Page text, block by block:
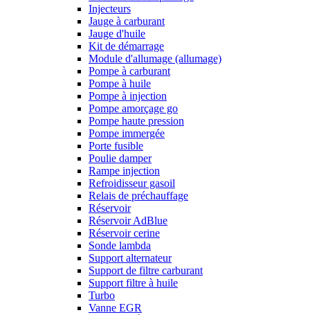
Injecteurs
Jauge à carburant
Jauge d'huile
Kit de démarrage
Module d'allumage (allumage)
Pompe à carburant
Pompe à huile
Pompe à injection
Pompe amorçage go
Pompe haute pression
Pompe immergée
Porte fusible
Poulie damper
Rampe injection
Refroidisseur gasoil
Relais de préchauffage
Réservoir
Réservoir AdBlue
Réservoir cerine
Sonde lambda
Support alternateur
Support de filtre carburant
Support filtre à huile
Turbo
Vanne EGR